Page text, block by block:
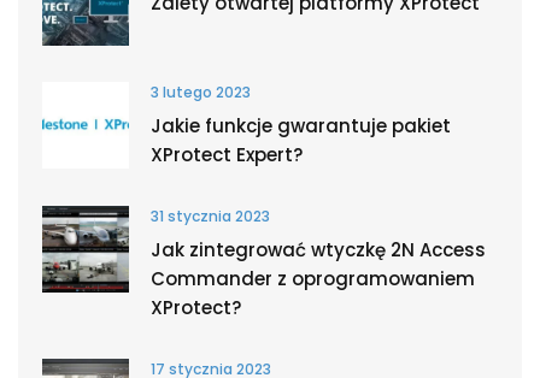
3 lutego 2023
Jakie funkcje gwarantuje pakiet
XProtect Expert?
31 stycznia 2023
Jak zintegrować wtyczkę 2N Access
Commander z oprogramowaniem
XProtect?
17 stycznia 2023